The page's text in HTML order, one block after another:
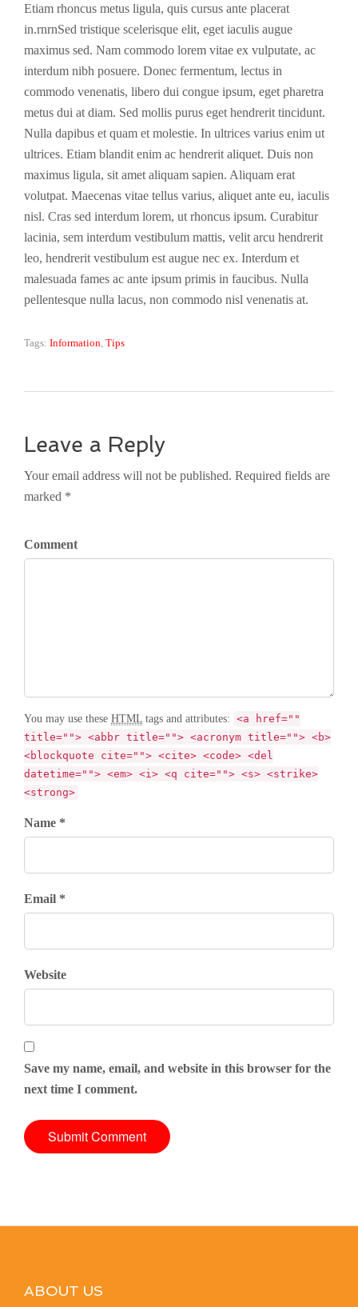
Etiam rhoncus metus ligula, quis cursus ante placerat
in.rnrnSed tristique scelerisque elit, eget iaculis augue
maximus sed. Nam commodo lorem vitae ex vulputate, ac
interdum nibh posuere. Donec fermentum, lectus in
commodo venenatis, libero dui congue ipsum, eget pharetra
metus dui at diam. Sed mollis purus eget hendrerit tincidunt.
Nulla dapibus et quam et molestie. In ultrices varius enim ut
ultrices. Etiam blandit enim ac hendrerit aliquet. Duis non
maximus ligula, sit amet aliquam sapien. Aliquam erat
volutpat. Maecenas vitae tellus varius, aliquet ante eu, iaculis
nisl. Cras sed interdum lorem, ut rhoncus ipsum. Curabitur
lacinia, sem interdum vestibulum mattis, velit arcu hendrerit
leo, hendrerit vestibulum est augue nec ex. Interdum et
malesuada fames ac ante ipsum primis in faucibus. Nulla
pellentesque nulla lacus, non commodo nisl venenatis at.
Tags: Information Tips
Leave a Reply
Your email address will not be published. Required fields are
marked *
Comment
You may use these HTML tags and attributes: <a href=""
title=""> <abbr title=""> <acronym title=""> <b>
<blockquote cite=""> <cite> <code> <del
datetime=""> <em> <i> <q cite=""> <s> <strike>
<strong>
Name *
Email *
Website
Save my name, email, and website in this browser for the
next time I comment.
ABOUT US